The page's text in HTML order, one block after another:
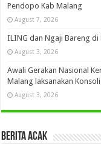
Pendopo Kab Malang
August 7, 2026
ILING dan Ngaji Bareng di
August 3, 2026
Awali Gerakan Nasional
Malang laksanakan
August 3, 2026
Berita Acak